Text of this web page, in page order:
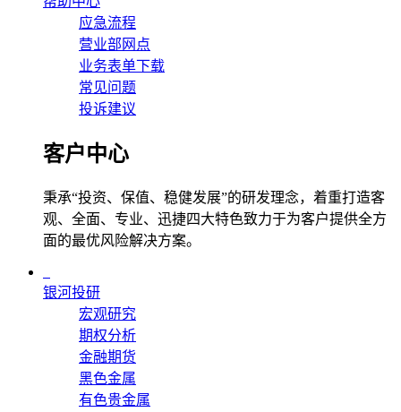
应急流程
营业部网点
业务表单下载
常见问题
投诉建议
客户中心
秉承“投资、保值、稳健发展”的研发理念，着重打造客
观、全面、专业、迅捷四大特色致力于为客户提供全方
面的最优风险解决方案。
银河投研
宏观研究
期权分析
金融期货
黑色金属
有色贵金属